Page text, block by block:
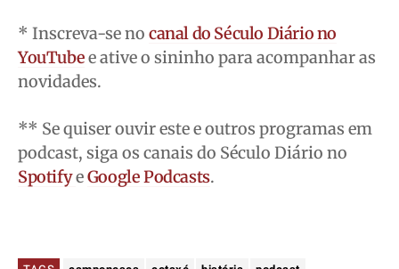
* Inscreva-se no canal do Século Diário no
YouTubee ative o sininho para acompanhar as
novidades.
** Se quiser ouvir este e outros programas em
podcast, siga os canais do Século Diário no
SpotifyeGoogle Podcasts.